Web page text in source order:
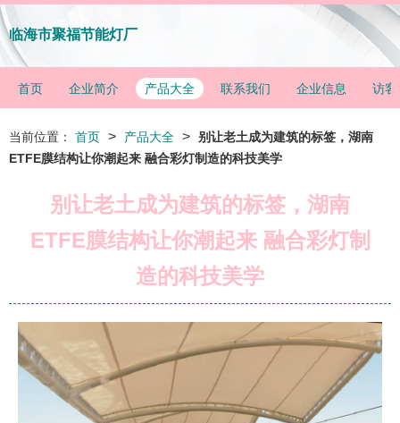
临海市聚福节能灯厂
首页 企业简介 产品大全 联系我们 企业信息 访客
当前位置： 首页 > 产品大全 > 别让老土成为建筑的标签，湖南
ETFE膜结构让你潮起来 融合彩灯制造的科技美学
别让老土成为建筑的标签，湖南
ETFE膜结构让你潮起来 融合彩灯制
造的科技美学